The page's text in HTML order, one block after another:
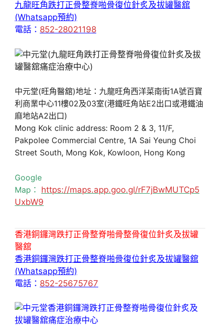
九龍旺角跌打正骨整脊啪骨復位針炙及拔罐醫舘
(Whatsapp預約)
電話： 852-28021198
中元堂(旺角醫舘)地址：九龍旺角西洋菜南街1A號百寶
利商業中心11樓02及03室(港鐵旺角站E2出口或港鐵油
麻地站A2出口)
Mong Kok clinic address: Room 2 & 3, 11/F,
Pakpolee Commercial Centre, 1A Sai Yeung Choi
Street South, Mong Kok, Kowloon, Hong Kong
Google
Map： https://maps.app.goo.gl/rF7jBwMUTCp5
UxbW9
香港銅鑼灣跌打正骨整脊啪骨整骨復位針炙及拔罐
醫舘
香港銅鑼灣跌打正骨整脊啪骨復位針炙及拔罐醫舘
(Whatsapp預約)
電話： 852-25675767